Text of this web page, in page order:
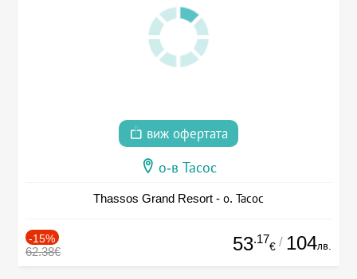
виж офертата
о-в Тасос
Thassos Grand Resort - о. Тасос
-15%
62.38€ 53.17
€ / 104лв.